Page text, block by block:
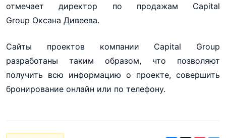
отмечает директор по продажам Capital
Group Оксана Дивеева.
Сайты проектов компании Capital Group
разработаны таким образом, что позволяют
получить всю информацию о проекте, совершить
бронирование онлайн или по телефону.